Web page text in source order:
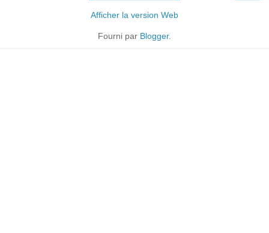
Afficher la version Web
Fourni par Blogger.